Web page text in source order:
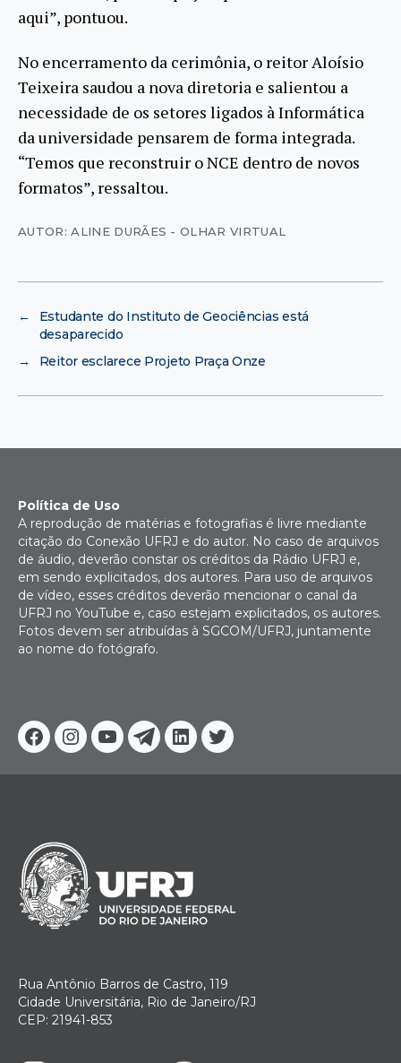
aqui”, pontuou.
No encerramento da cerimônia, o reitor Aloísio
Teixeira saudou a nova diretoria e salientou a
necessidade de os setores ligados à Informática
da universidade pensarem de forma integrada.
“Temos que reconstruir o NCE dentro de novos
formatos”, ressaltou.
AUTOR: ALINE DURÃES - OLHAR VIRTUAL
←
Estudante do Instituto de Geociências está
desaparecido
→
Reitor esclarece Projeto Praça Onze
Facebook
Instagram
YoutubeTelegram
Linkedin
Twitter
Política de Uso
A reprodução de matérias e fotografias é livre mediante
citação do Conexão UFRJ e do autor. No caso de arquivos
de áudio, deverão constar os créditos da Rádio UFRJ e,
em sendo explicitados, dos autores. Para uso de arquivos
de vídeo, esses créditos deverão mencionar o canal da
UFRJ no YouTube e, caso estejam explicitados, os autores.
Fotos devem ser atribuídas à SGCOM/UFRJ, juntamente
ao nome do fotógrafo.
Rua Antônio Barros de Castro, 119
Cidade Universitária, Rio de Janeiro/RJ
CEP: 21941-853